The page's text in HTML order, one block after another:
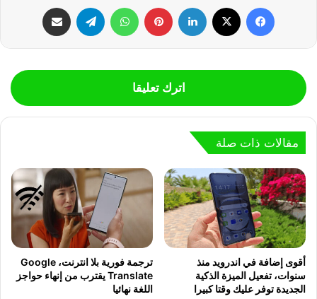
اترك تعليقا
مقالات ذات صلة
أقوى إضافة في اندرويد منذ
سنوات، تفعيل الميزة الذكية
الجديدة توفر عليك وقتا كبيرا
ترجمة فورية بلا انترنت، Google
Translate يقترب من إنهاء حواجز
اللغة نهائيا